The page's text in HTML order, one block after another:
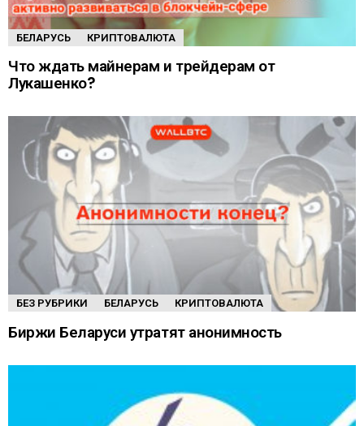
БЕЛАРУСЬ КРИПТОВАЛЮТА
Что ждать майнерам и трейдерам от
Лукашенко?
БЕЗ РУБРИКИ БЕЛАРУСЬ КРИПТОВАЛЮТА
Биржи Беларуси утратят анонимность